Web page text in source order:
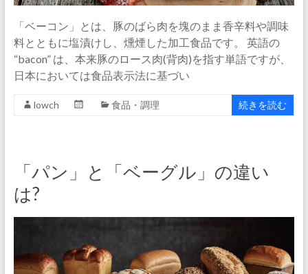
「ベーコン」とは、豚のばら肉を塊のまま香辛料や調味
料とともに塩漬けし、燻煙した加工食品です。 英語の
“bacon” は、本来豚のロース肉(背肉)を指す単語ですが、
日本においては食品表示法に基づい
lowch 食品・調理 続きを読む
「パン」と「ベーグル」の違い
は?